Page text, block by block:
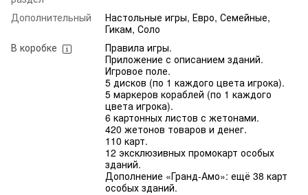
Дополнительный
Настольные игры, Евро, Семейные,
Гикам, Соло
В коробке
Правила игры.
Приложение с описанием зданий.
Игровое поле.
5 дисков (по 1 каждого цвета игрока).
5 маркеров кораблей (по 1 каждого
цвета игрока).
6 картонных листов с жетонами.
420 жетонов товаров и денег.
110 карт.
12 эксклюзивных промокарт особых
зданий.
Дополнение «Гранд-Амо»: ещё 38 карт
особых зданий.